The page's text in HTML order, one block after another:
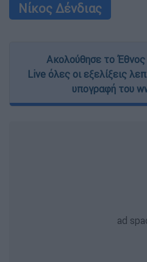
Νίκος Δένδιας
Ακολούθησε το
Live όλες οι εξελίξεις
υπογραφή του